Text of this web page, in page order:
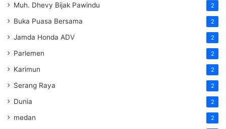
Muh. Dhevy Bijak Pawindu 2
Buka Puasa Bersama 2
Jamda Honda ADV 2
Parlemen 2
Karimun 2
Serang Raya 2
Dunia 2
medan 2